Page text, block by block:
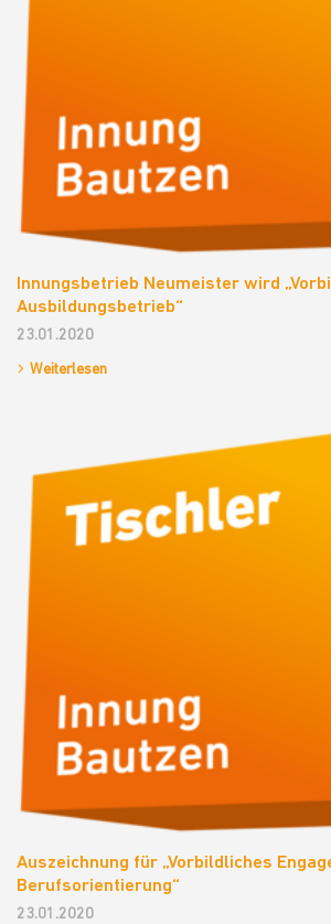
Innungsbetrieb Neumeister wird
Ausbildungsbetrieb“
23.01.2020
Weiterlesen
Auszeichnung für „Vorbildliches
Berufsorientierung“
23.01.2020